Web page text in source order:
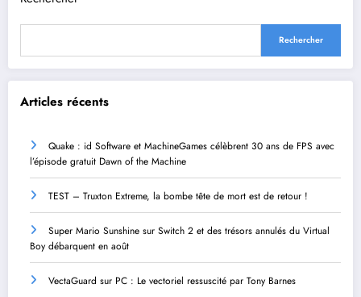
Rechercher
Articles récents
Quake : id Software et MachineGames célèbrent 30 ans de FPS avec
l’épisode gratuit Dawn of the Machine
TEST – Truxton Extreme, la bombe tête de mort est de retour !
Super Mario Sunshine sur Switch 2 et des trésors annulés du Virtual
Boy débarquent en août
VectaGuard sur PC : Le vectoriel ressuscité par Tony Barnes